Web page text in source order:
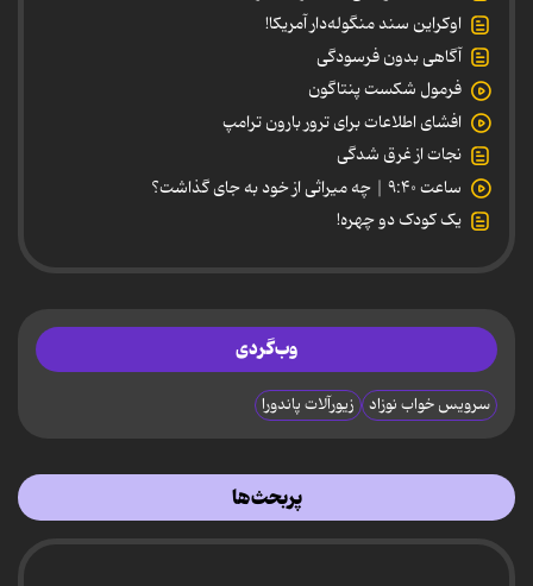
اوکراین سند منگوله‌دار آمریکا!
آگاهی بدون فرسودگی
فرمول شکست پنتاگون
افشای اطلاعات برای ترور بارون ترامپ
نجات از غرق شدگی
ساعت ۹:۴۰ | چه میراثی از خود به جای گذاشت؟
یک کودک دو چهره!
وب‌گردی
سرویس خواب نوزاد زیورآلات پاندورا
پربحث‌ها